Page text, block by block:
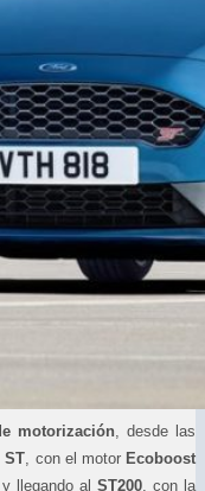
motorización , desde las
ST , con el motor Ecoboost
y llegando alST200 , con la